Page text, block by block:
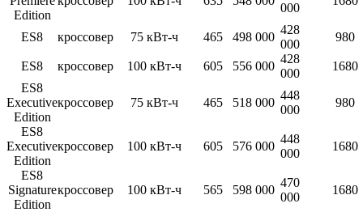
Edition
000
ES8 кроссовер 75 кВт-ч 465 498 000
428
000
980
ES8 кроссовер 100 кВт-ч 605 556 000
428
000
1680
ES8
Executive
Edition
кроссовер 75 кВт-ч 465 518 000
448
000
980
ES8
Executive
Edition
кроссовер 100 кВт-ч 605 576 000
448
000
1680
ES8
Signature
Edition
кроссовер 100 кВт-ч 565 598 000
470
000
1680